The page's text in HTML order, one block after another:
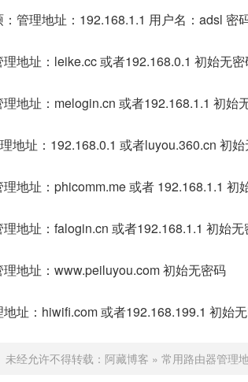
管理地址：192.168.1.1 用户名：adsl 密
地址：leike.cc 或者192.168.0.1 初始无
地址：melogin.cn 或者192.168.1.1 初始
地址：192.168.0.1 或者luyou.360.cn 初
地址：phicomm.me 或者 192.168.1.1 初
地址：falogin.cn 或者192.168.1.1 初始无
地址：www.peiluyou.com 初始无密码
址：hiwifi.com 或者192.168.199.1 初始
未经允许不得转载： 阿藏博客 » 常用路由器管理